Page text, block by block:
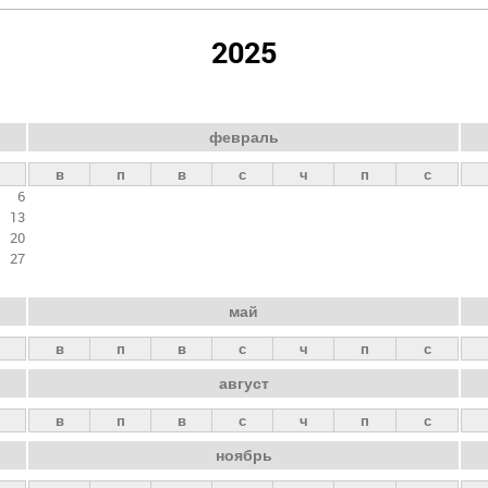
2025
6
13
20
27
февраль
в п в с ч п с
май
в п в с ч п с
август
в п в с ч п с
ноябрь